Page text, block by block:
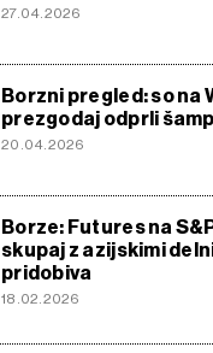
27.04.2026
Borzni pregled: so na
prezgodaj odprli
20.04.2026
Borze: Futures na
skupaj z azijskimi
pridobiva
18.02.2026